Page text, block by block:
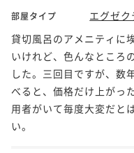
部屋タイプ
エグゼ
貸切風呂のアメニティに
いけれど、色んなところ
した。三回目ですが、数
べると、価格だけ上がっ
用者がいて毎度大変だと
い。